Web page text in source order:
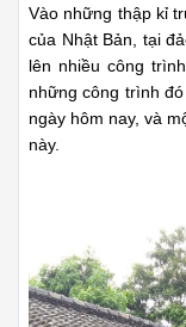
Vào những thập kỉ
của Nhật Bản, tại
lên nhiều công
những công trình
ngày hôm nay, và
này.